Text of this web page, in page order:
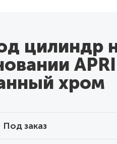
цилиндр
хром
Под заказ